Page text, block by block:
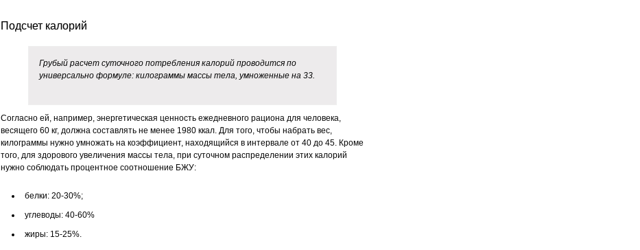
Подсчет калорий
Грубый расчет суточного потребления калорий проводится по
универсально формуле: килограммы массы тела, умноженные на 33.
Согласно ей, например, энергетическая ценность ежедневного рациона для человека,
весящего 60 кг, должна составлять не менее 1980 ккал. Для того, чтобы набрать вес,
килограммы нужно умножать на коэффициент, находящийся в интервале от 40 до 45. Кроме
того, для здорового увеличения массы тела, при суточном распределении этих калорий
нужно соблюдать процентное соотношение БЖУ:
белки: 20-30%;
углеводы: 40-60%
жиры: 15-25%.